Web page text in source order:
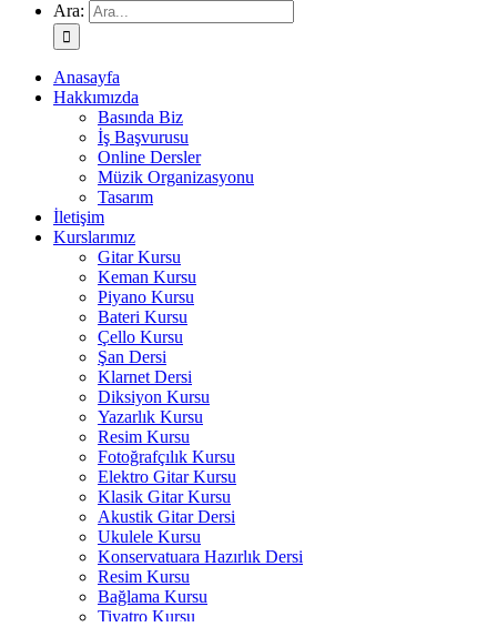
Ara:
Anasayfa
Hakkımızda
Basında Biz
İş Başvurusu
Online Dersler
Müzik Organizasyonu
Tasarım
İletişim
Kurslarımız
Gitar Kursu
Keman Kursu
Piyano Kursu
Bateri Kursu
Çello Kursu
Şan Dersi
Klarnet Dersi
Diksiyon Kursu
Yazarlık Kursu
Resim Kursu
Fotoğrafçılık Kursu
Elektro Gitar Kursu
Klasik Gitar Kursu
Akustik Gitar Dersi
Ukulele Kursu
Konservatuara Hazırlık Dersi
Resim Kursu
Bağlama Kursu
Tiyatro Kursu